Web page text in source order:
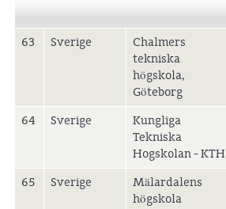
63 Sverige
Chalmers
tekniska
högskola,
Göteborg
64 Sverige
Kungliga
Tekniska
Hogskolan - KTH
65 Sverige
Mälardalens
högskola